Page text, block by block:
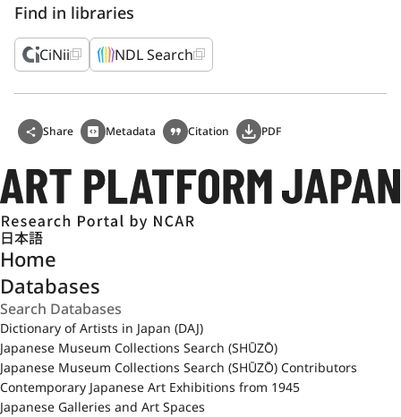
Find in libraries
CiNii NDL Search
Share Metadata Citation PDF
日本語
Home
Databases
Dictionary of Artists in Japan (DAJ)
Japanese Museum Collections Search (SHŪZŌ)
Japanese Museum Collections Search (SHŪZŌ) Contributors
Contemporary Japanese Art Exhibitions from 1945
Japanese Galleries and Art Spaces